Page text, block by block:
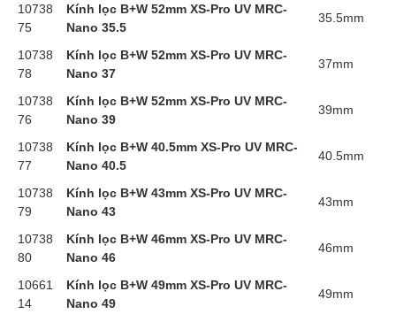
10738
75
Kính lọc B+W 52mm XS-Pro UV MRC-
Nano 35.5
35.5mm
10738
78
Kính lọc B+W 52mm XS-Pro UV MRC-
Nano 37
37mm
10738
76
Kính lọc B+W 52mm XS-Pro UV MRC-
Nano 39
39mm
10738
77
Kính lọc B+W 40.5mm XS-Pro UV MRC-
Nano 40.5
40.5mm
10738
79
Kính lọc B+W 43mm XS-Pro UV MRC-
Nano 43
43mm
10738
80
Kính lọc B+W 46mm XS-Pro UV MRC-
Nano 46
46mm
10661
14
Kính lọc B+W 49mm XS-Pro UV MRC-
Nano 49
49mm